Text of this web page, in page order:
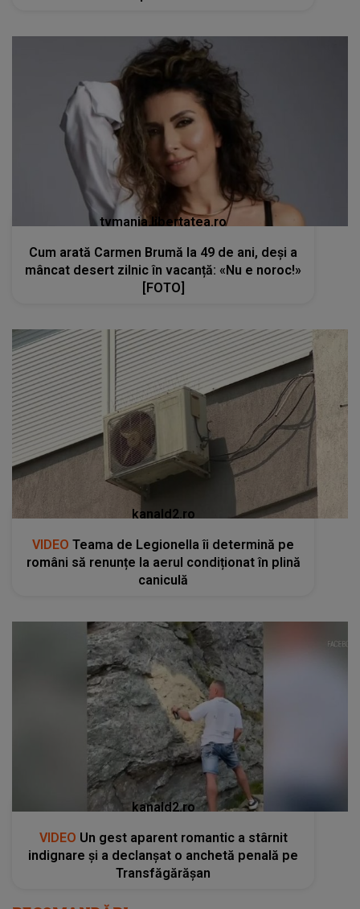
tvmania.libertatea.ro
Cum arată Carmen Brumă la 49 de ani, deși a
mâncat desert zilnic în vacanță: «Nu e noroc!»
[FOTO]
kanald2.ro
VIDEO Teama de Legionella îi determină pe
români să renunțe la aerul condiționat în plină
caniculă
kanald2.ro
VIDEO Un gest aparent romantic a stârnit
indignare și a declanșat o anchetă penală pe
Transfăgărășan